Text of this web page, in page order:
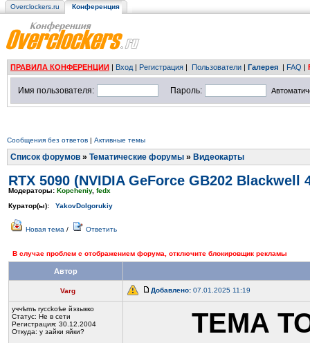
Overclockers.ru Конференция
ПРАВИЛА КОНФЕРЕНЦИИ | Вход | Регистрация | Пользователи | Галерея | FAQ |
Имя пользователя: Пароль:
Сообщения без ответов | Активные темы
Список форумов » Тематические форумы » Видеокарты
RTX 5090 (NVIDIA GeForce GB202 Blackwell
Модераторы: Kopcheniy, fedx
Куратор(ы): YakovDolgorukiy
Новая тема / Ответить
В случае проблем с отображением форума, отключите блокировщик рекламы
Автор
Varg Добавлено: 07.01.2025 11:19
yччѣmъ rycckoѣе йэзыккo
Статус: Не в сети
Регистрация: 30.12.2004
Откуда: у зайки яйки?
ТЕМА